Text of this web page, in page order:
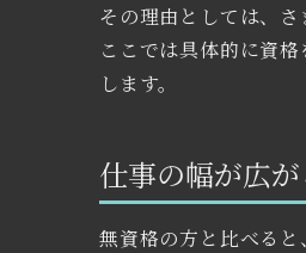
その理由としては、さ
ここでは具体的に資
します。
仕事の幅が広が
無資格の方と比べる